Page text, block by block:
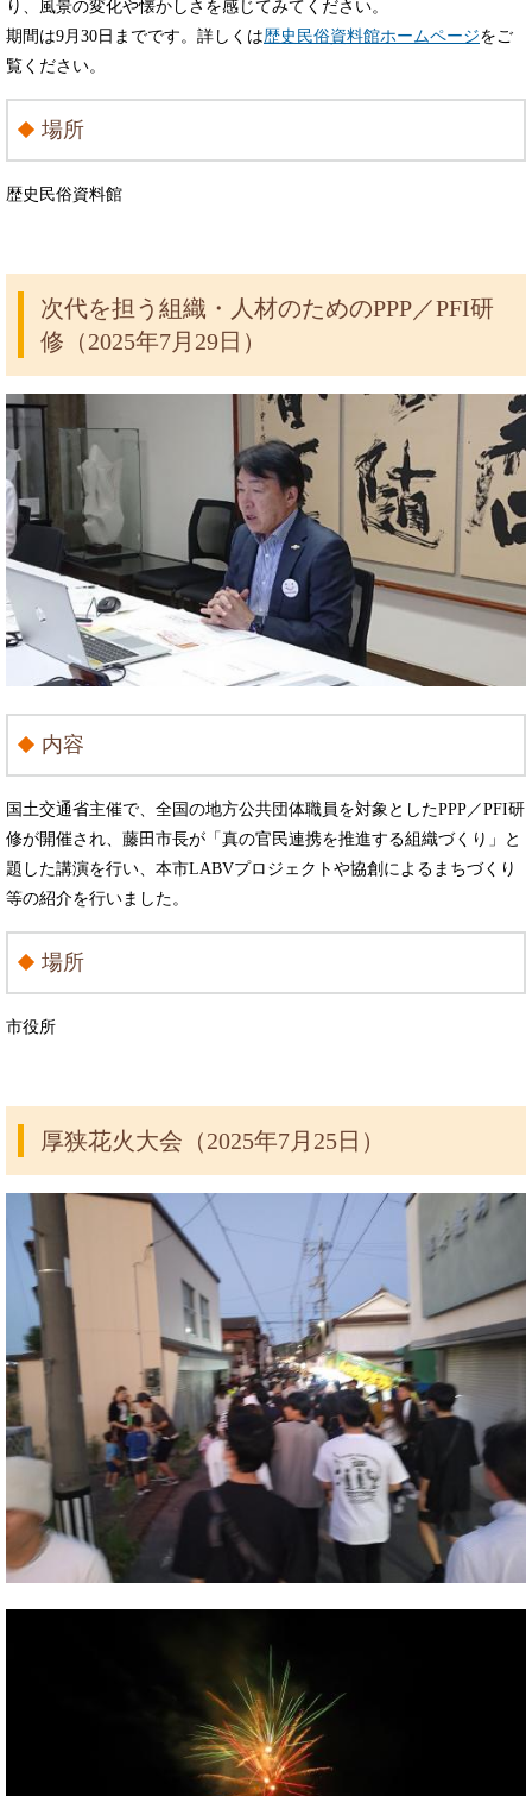
り、風景の変化や懐かしさを感じてみてください。
期間は9月30日までです。詳しくは歴史民俗資料館ホームページをご
覧ください。​
場所
歴史民俗資料館
次代を担う組織・人材のためのPPP／PFI研
修（2025年7月29日）
内容
国土交通省主催で、全国の地方公共団体職員を対象としたPPP／PFI研
修が開催され、藤田市長が「真の官民連携を推進する組織づくり」と
題した講演を行い、本市LABVプロジェクトや協創によるまちづくり
等の紹介を行いました。
場所
市役所
厚狭花火大会（2025年7月25日）